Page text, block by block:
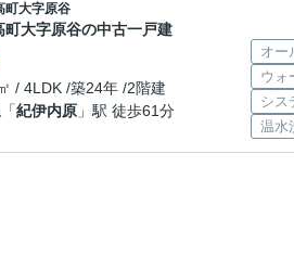
町大字原谷
町大字原谷の中古一戸建
/ 4LDK /築24年 /2階建
「紀伊内原 」駅 徒歩61分
オー
ウォ
シス
温水